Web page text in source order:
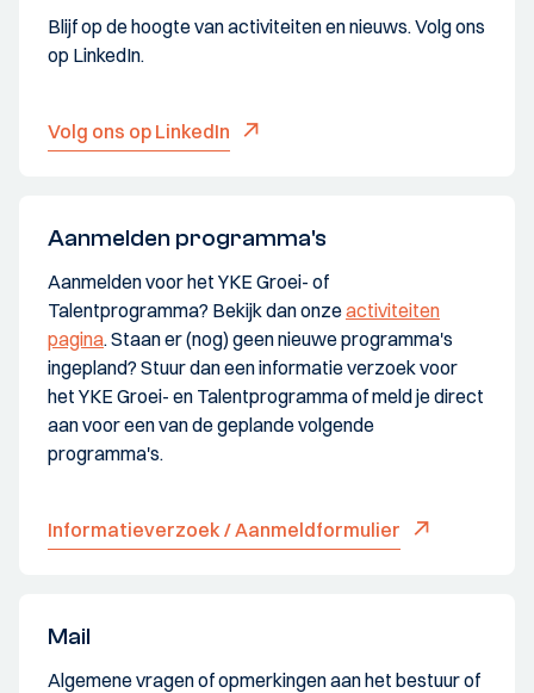
Blijf op de hoogte van activiteiten en nieuws. Volg ons
op LinkedIn.
Volg ons op LinkedIn
Aanmelden programma's
Aanmelden voor het YKE Groei- of
Talentprogramma? Bekijk dan onzeactiviteiten
pagina. Staan er (nog) geen nieuwe programma's
ingepland? Stuur dan een informatie verzoek voor
het YKE Groei- en Talentprogramma of meld je direct
aan voor een van de geplande volgende
programma's.
Informatieverzoek / Aanmeldformulier
Mail
Algemene vragen of opmerkingen aan het bestuur of